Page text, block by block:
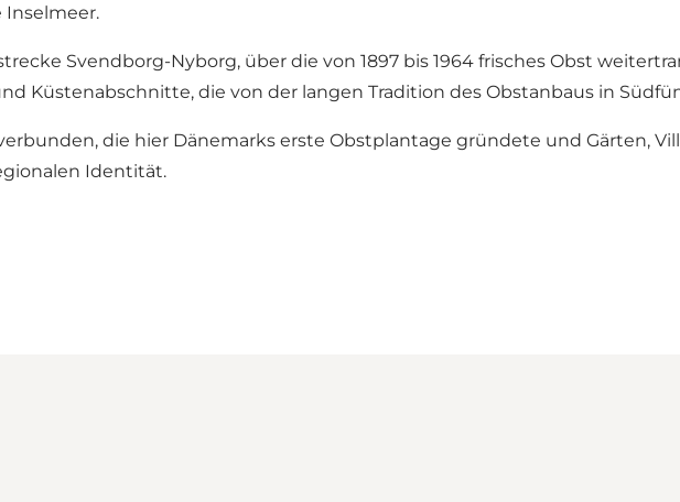
Inselmeer.
Svendborg-Nyborg, über die von 1897 bis 1964 frisches Obst
Küstenabschnitte, die von der langen Tradition des Obstanbaus in
die hier Dänemarks erste Obstplantage gründete und Gärten,
Identität.